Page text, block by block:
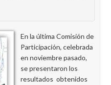
En la última Comisión de
Participación, celebrada
en noviembre pasado,
se presentaron los
resultados obtenidos